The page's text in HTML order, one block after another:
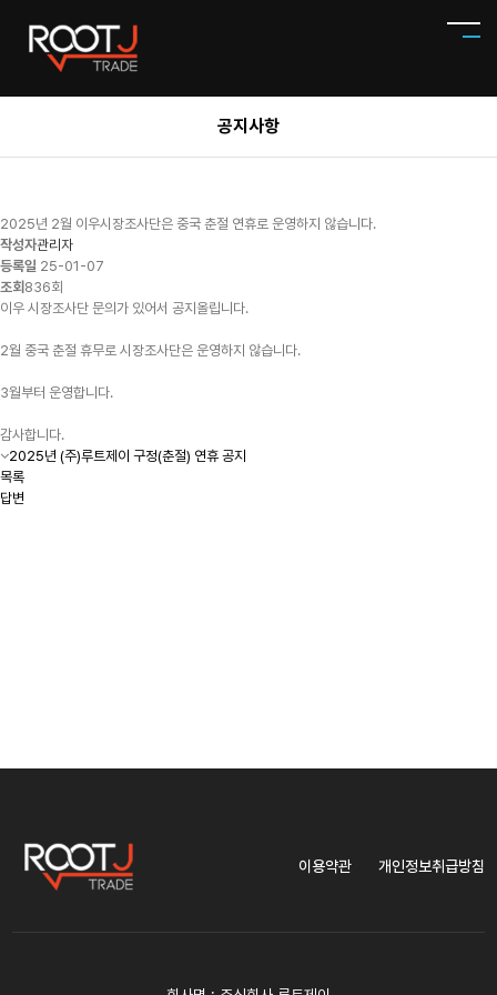
공지사항
2025년 2월 이우시장조사단은 중국 춘절 연휴로 운영하지 않습니다.
작성자관리자
등록일 25-01-07
조회 836회
이우 시장조사단 문의가 있어서 공지올립니다.
2월 중국 춘절 휴무로 시장조사단은 운영하지 않습니다.
3월부터 운영합니다.
감사합니다.
2025년 (주)루트제이 구정(춘절) 연휴 공지
목록
답변
이용약관 개인정보취급방침